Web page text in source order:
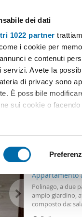
dei dati
1022 partner
i cookie per
e contenuti
servizi. Avete la
di privacy sono
È possibile
sui cookie o
il tuo dispositivo,
digitali).
come vengono
modificare o ritirare
cookie per
A
Affitto 400 euro
2
Appartamento
Polinago, a due
ampio giardino,
composto da: